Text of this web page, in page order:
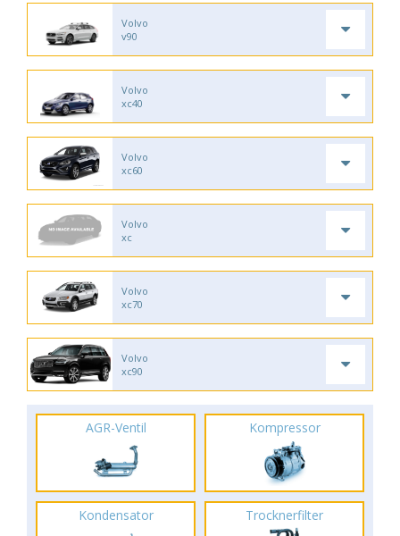
Volvo
v90
Volvo
xc40
Volvo
xc60
Volvo
xc
Volvo
xc70
Volvo
xc90
AGR-Ventil Kompressor
Kondensator Trocknerfilter